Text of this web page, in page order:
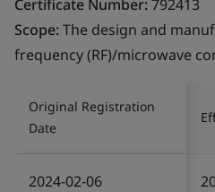
Certificate Number:792413
Scope:The design and
frequency (RF)/microwave
Original Registration
Date
2024-02-06